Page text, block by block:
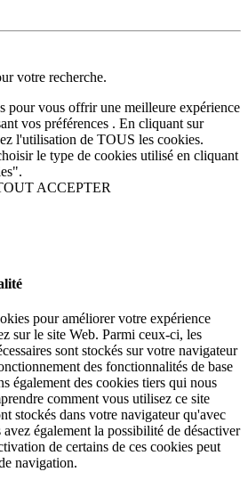
votre recherche.
pour vous offrir une meilleure expérience
vos préférences . En cliquant sur
l'utilisation de TOUS les cookies.
le type de cookies utilisé en cliquant
ACCEPTER
pour améliorer votre expérience
sur le site Web. Parmi ceux-ci, les
sont stockés sur votre navigateur
des fonctionnalités de base
également des cookies tiers qui nous
comment vous utilisez ce site
stockés dans votre navigateur qu'avec
également la possibilité de désactiver
de certains de ces cookies peut
navigation.